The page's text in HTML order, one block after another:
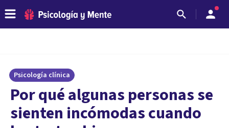
Psicología clínica
Por qué algunas personas se
sienten incómodas cuando